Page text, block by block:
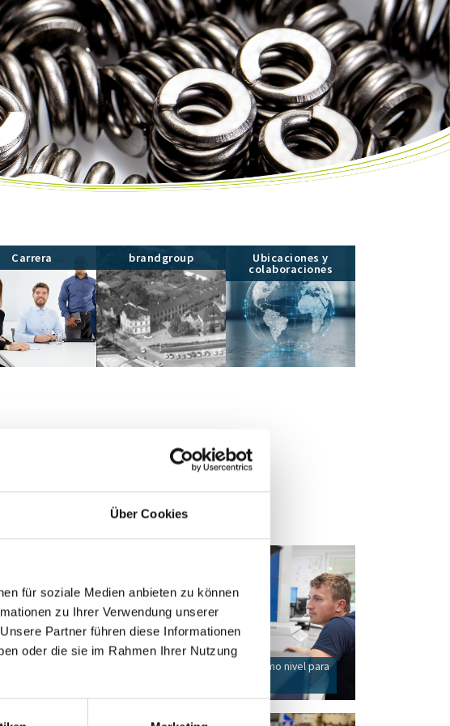
Über Cookies
für soziale Medien anbieten zu können
zu Ihrer Verwendung unserer
Partner führen diese Informationen
oder die sie im Rahmen Ihrer Nutzung
Carrera brandgroup Ubicaciones y
colaboraciones
todo el Grupo,
y
Red de todo el Grupo: el máximo nivel para